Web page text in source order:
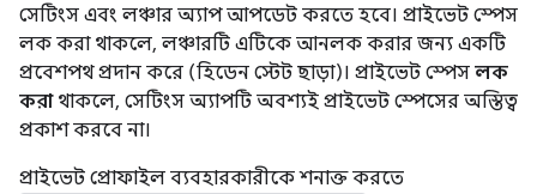
সেটিংস এবং লঞ্চার অ্যাপ আপডেট করতে হবে। প্রাইভেট স্পেস
লক করা থাকলে, লঞ্চারটি এটিকে আনলক করার জন্য একটি
প্রবেশপথ প্রদান করে (হিডেন স্টেট ছাড়া)। প্রাইভেট স্পেস লক
করাথাকলে, সেটিংস অ্যাপটি অবশ্যই প্রাইভেট স্পেসের অস্তিত্ব
প্রকাশ করবে না।
প্রাইভেট প্রোফাইল ব্যবহারকারীকে শনাক্ত করতে